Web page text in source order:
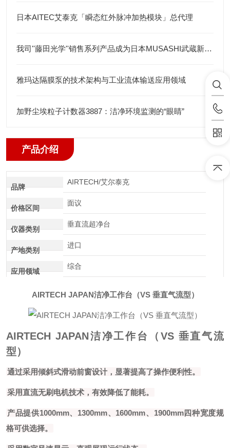
日本AITEC艾泰克「瞬态红外脉冲加热模块」总代理
我司''藤田光学''销售系列产品成为日本MUSASHI武蔵新的代理店
雅玛达隔膜泵的技术架构与工业流体输送应用领域
加野尘埃粒子计数器3887：洁净环境监测的“眼睛”
产品介绍
品牌
AIRTECH/艾尔泰克
价格区间
面议
仪器类别
垂直流超净台
产地类别
进口
应用领域
综合
AIRTECH JAPAN洁净工作台（VS 垂直气流型）
AIRTECH JAPAN洁净工作台（VS 垂直气流
型）
通过采用倾斜式滑动前窗设计，显著提高了操作便利性。
采用直流无刷电机技术，有效降低了能耗。
产品提供1000mm、1300mm、1600mm、1900mm四种宽度规
格可供选择。